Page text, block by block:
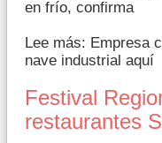
en frío, confirma
Lee más: Empresa
nave industrial aquí
Festival
restaurantes